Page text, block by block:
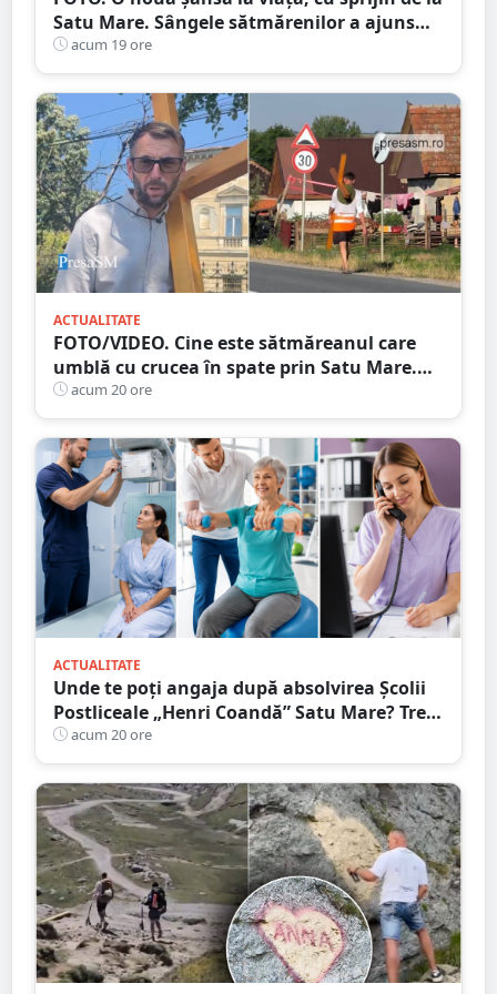
Satu Mare. Sângele sătmărenilor a ajuns
într-o misiune contra cronometru pentru
un transplant hepatic
acum 19 ore
ACTUALITATE
FOTO/VIDEO. Cine este sătmăreanul care
umblă cu crucea în spate prin Satu Mare.
De ce face acest gest
acum 20 ore
ACTUALITATE
Unde te poți angaja după absolvirea Școlii
Postliceale „Henri Coandă” Satu Mare? Trei
calificări medicale, numeroase oportunități
de carieră
acum 20 ore